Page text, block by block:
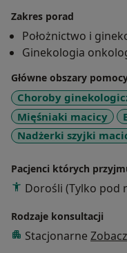
Zakres porad
Położnictwo i
Ginekologia
Główne obszary
Choroby
Mięśniaki macicy
Nadżerki szyjki
Pacjenci których
Dorośli (Tylko pod
Rodzaje konsultacji
Stacjonarne